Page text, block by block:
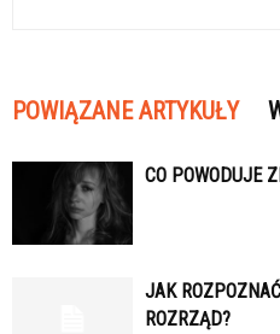
POWIĄZANE ARTYKUŁY
CO POWODUJE
JAK
ROZRZĄD?